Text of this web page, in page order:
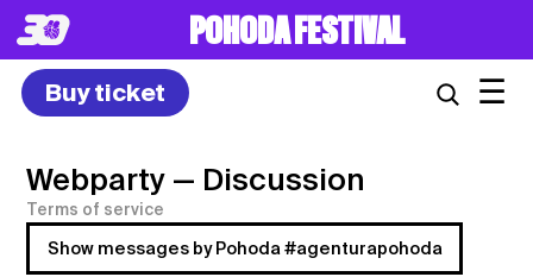
POHODA FESTIVAL
Buy ticket ☰
Webparty — Discussion
Terms of service
Show messages by Pohoda #agenturapohoda